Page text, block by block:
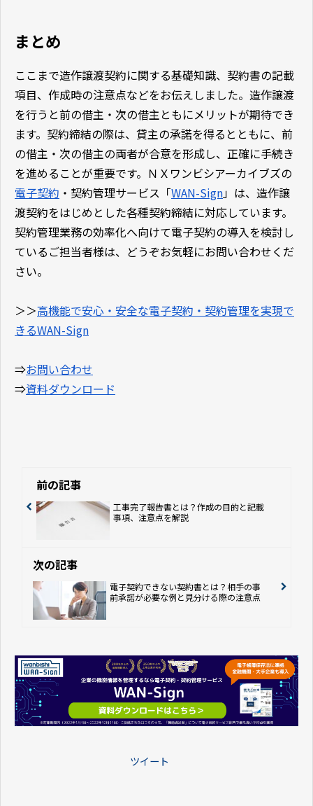
まとめ
ここまで造作譲渡契約に関する基礎知識、契約書の記載
項目、作成時の注意点などをお伝えしました。造作譲渡
を行うと前の借主・次の借主ともにメリットが期待でき
ます。契約締結の際は、貸主の承諾を得るとともに、前
の借主・次の借主の両者が合意を形成し、正確に手続き
を進めることが重要です。ＮＸワンビシアーカイブズの
電子契約 ・契約管理サービス「WAN-Sign」は、造作譲
渡契約をはじめとした各種契約締結に対応しています。
契約管理業務の効率化へ向けて電子契約の導入を検討し
ているご担当者様は、どうぞお気軽にお問い合わせくだ
さい。
＞＞高機能で安心・安全な電子契約・契約管理を実現で
きるWAN-Sign
⇒お問い合わせ
⇒資料ダウンロード
前の記事
工事完了報告書とは？作成の目的と記載
事項、注意点を解説
次の記事
電子契約できない契約書とは？相手の事
前承諾が必要な例と見分ける際の注意点
ツイート